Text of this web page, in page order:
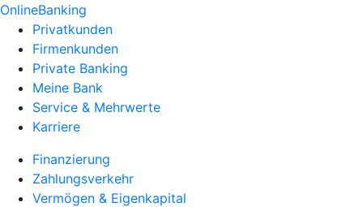
OnlineBanking
Privatkunden
Firmenkunden
Private Banking
Meine Bank
Service & Mehrwerte
Karriere
Finanzierung
Zahlungsverkehr
Vermögen & Eigenkapital